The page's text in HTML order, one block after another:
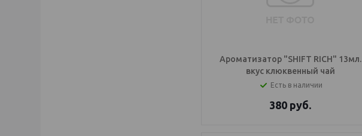
Ароматизатор "SHIFT RICH" 13мл.
вкус клюквенный чай
Есть в наличии
380 руб.